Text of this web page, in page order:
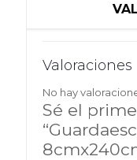
Valoraciones
No hay
Sé el